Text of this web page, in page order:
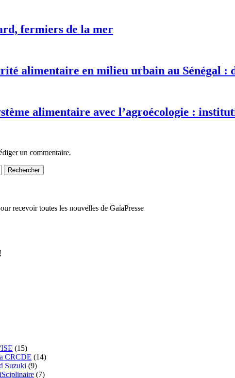
fermiers de la mer
alimentaire en milieu urbain au Sénégal :
alimentaire avec l’agroécologie :
un commentaire.
recevoir toutes les nouvelles de GaïaPresse
(15)
CRCDE (14)
Suzuki (9)
(7)